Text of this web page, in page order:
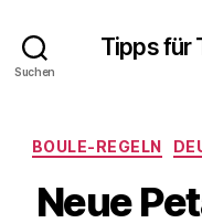
Suchen
Tipps für
BOULE-REGELN
Neue